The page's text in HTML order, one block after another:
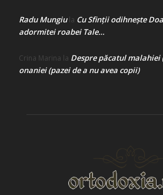
Radu Mungiula Cu Sfinții odihnește
adormitei roabei Tale…
Crina Marina la Despre păcatul
onaniei (pazei de a nu avea copii)